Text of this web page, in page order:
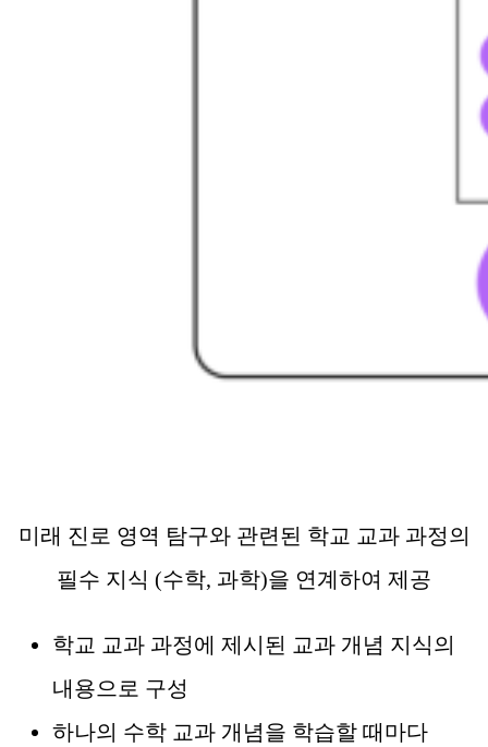
미래 진로 영역 탐구와 관련된 학교 교과 과정의
필수 지식 (수학, 과학)을 연계하여 제공
학교 교과 과정에 제시된 교과 개념 지식의
내용으로 구성
하나의 수학 교과 개념을 학습할 때마다